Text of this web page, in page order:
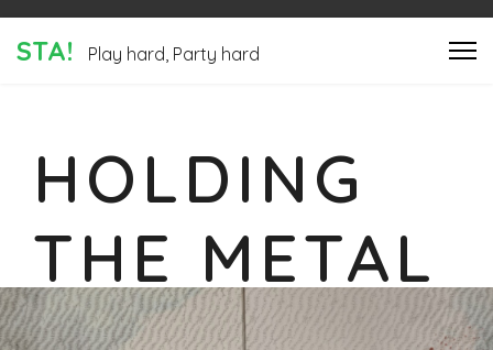
STA! Play hard, Party hard
HOLDING
THE METAL